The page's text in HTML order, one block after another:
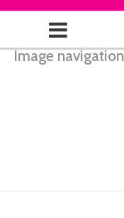
Image navigation